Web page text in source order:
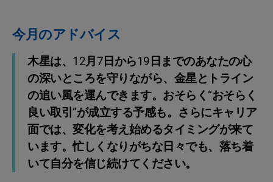
今月のアドバイス
木星は、12月7日から19日までのあなたの心
の深いところを守りながら、金星とトライン
の追い風を運んできます。おそらく“おそらく
良い取引”が成立する予感も。さらにキャリア
面では、変化を考え始めるタイミングが来て
います。忙しくなりがちな日々でも、落ち着
いて自分を信じ続けてください。